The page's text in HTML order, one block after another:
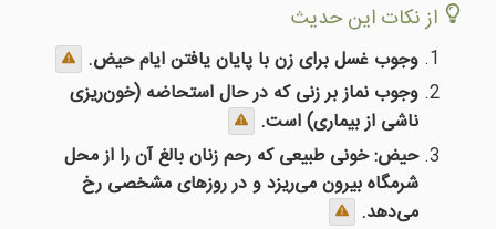
از نکات این حدیث
وجوب غسل برای زن با پایان یافتن ایام حیض.
وجوب نماز بر زنی که در حال استحاضه (خون‌ریزی
ناشی از بیماری) است.
حیض: خونی طبیعی که رحم زنان بالغ آن را از محل
شرمگاه بیرون می‌ریزد و در روزهای مشخصی رخ
می‌دهد.